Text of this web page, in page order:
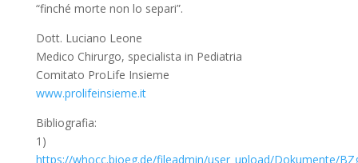
“finché morte non lo separi”.
Dott. Luciano Leone
Medico Chirurgo, specialista in Pediatria
Comitato ProLife Insieme
www.prolifeinsieme.it
Bibliografia:
1)
https://whocc.bioeg.de/fileadmin/user_upload/Dokumente/